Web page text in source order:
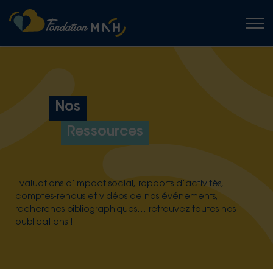
Nos
Ressources
Evaluations d’impact social, rapports d’activités,
comptes-rendus et vidéos de nos événements,
recherches bibliographiques… retrouvez toutes nos
publications !